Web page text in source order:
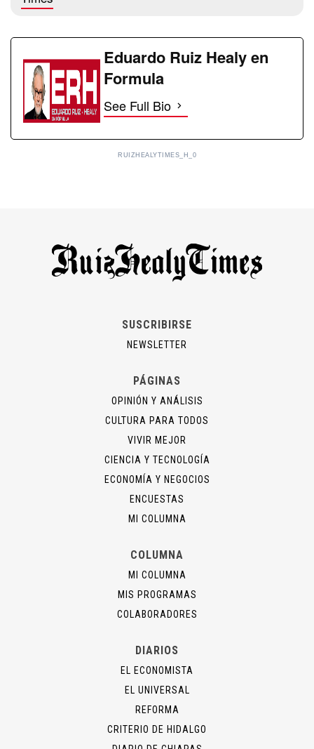
Eduardo Ruiz Healy en
Formula
See Full Bio
RUIZHEALYTIMES_H_0
SUSCRIBIRSE
NEWSLETTER
PÁGINAS
OPINIÓN Y ANÁLISIS
CULTURA PARA TODOS
VIVIR MEJOR
CIENCIA Y TECNOLOGÍA
ECONOMÍA Y NEGOCIOS
ENCUESTAS
MI COLUMNA
COLUMNA
MI COLUMNA
MIS PROGRAMAS
COLABORADORES
DIARIOS
EL ECONOMISTA
EL UNIVERSAL
REFORMA
CRITERIO DE HIDALGO